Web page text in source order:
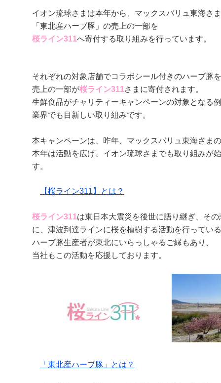
イオン琉球さまは本年から、マックスバリュ東海さ
「東北産ハーブ豚」の売上の一部を
桜ライン311へ寄付する取り組みを行っています。
それぞれの対象店舗でコラボシール付きのハーブ豚
売上の一部が桜ライン311さまに寄付されます。
生鮮食品がチャリティーキャンペーンの対象となる
業界でも目新しい取り組みです。
本キャンペーンは、昨年、マックスバリュ東海さま
本年は活動を広げ、イオン琉球さまでも取り組みが
す。
【桜ライン311】とは？
桜ライン311は東日本大震災を後世に語り継ぎ、そ
に、津波到達ラインに桜を植樹する活動を行ってい
ハーブ豚生産者が東北にいらっしゃるご縁もあり、
当社もこの活動を応援しております。
「東北産ハーブ豚」とは？